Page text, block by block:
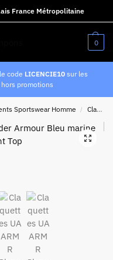
France Métropolitaine
0
code LICENCIE10 sur les
promotions
Sportswear Homme / Claquettes